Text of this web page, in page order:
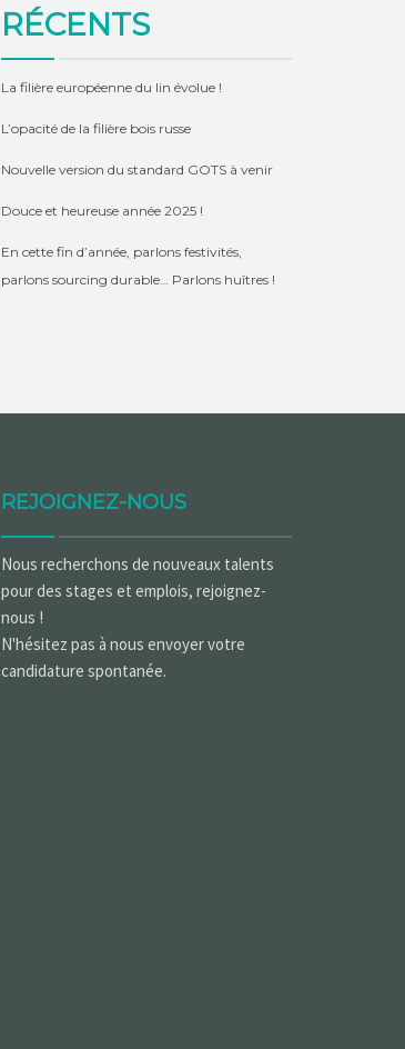
RÉCENTS
La filière européenne du lin évolue !
L’opacité de la filière bois russe
Nouvelle version du standard GOTS à venir
Douce et heureuse année 2025 !
En cette fin d’année, parlons festivités,
parlons sourcing durable… Parlons huîtres !
REJOIGNEZ-NOUS
Nous recherchons de nouveaux talents
pour des stages et emplois, rejoignez-
nous !
N'hésitez pas à nous envoyer votre
candidature spontanée.